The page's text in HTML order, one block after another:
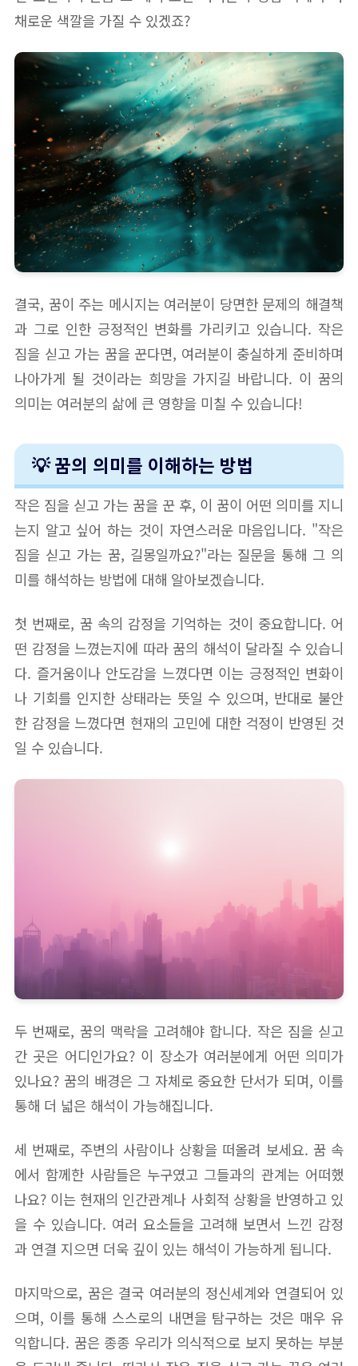
채로운 색깔을 가질 수 있겠죠?
결국, 꿈이 주는 메시지는 여러분이 당면한 문제의 해결책
과 그로 인한 긍정적인 변화를 가리키고 있습니다. 작은
짐을 싣고 가는 꿈을 꾼다면, 여러분이 충실하게 준비하며
나아가게 될 것이라는 희망을 가지길 바랍니다. 이 꿈의
의미는 여러분의 삶에 큰 영향을 미칠 수 있습니다!
💡 꿈의 의미를 이해하는 방법
작은 짐을 싣고 가는 꿈을 꾼 후, 이 꿈이 어떤 의미를 지니
는지 알고 싶어 하는 것이 자연스러운 마음입니다. "작은
짐을 싣고 가는 꿈, 길몽일까요?"라는 질문을 통해 그 의
미를 해석하는 방법에 대해 알아보겠습니다.
첫 번째로, 꿈 속의 감정을 기억하는 것이 중요합니다. 어
떤 감정을 느꼈는지에 따라 꿈의 해석이 달라질 수 있습니
다. 즐거움이나 안도감을 느꼈다면 이는 긍정적인 변화이
나 기회를 인지한 상태라는 뜻일 수 있으며, 반대로 불안
한 감정을 느꼈다면 현재의 고민에 대한 걱정이 반영된 것
일 수 있습니다.
두 번째로, 꿈의 맥락을 고려해야 합니다. 작은 짐을 싣고
간 곳은 어디인가요? 이 장소가 여러분에게 어떤 의미가
있나요? 꿈의 배경은 그 자체로 중요한 단서가 되며, 이를
통해 더 넓은 해석이 가능해집니다.
세 번째로, 주변의 사람이나 상황을 떠올려 보세요. 꿈 속
에서 함께한 사람들은 누구였고 그들과의 관계는 어떠했
나요? 이는 현재의 인간관계나 사회적 상황을 반영하고 있
을 수 있습니다. 여러 요소들을 고려해 보면서 느낀 감정
과 연결 지으면 더욱 깊이 있는 해석이 가능하게 됩니다.
마지막으로, 꿈은 결국 여러분의 정신세계와 연결되어 있
으며, 이를 통해 스스로의 내면을 탐구하는 것은 매우 유
익합니다. 꿈은 종종 우리가 의식적으로 보지 못하는 부분